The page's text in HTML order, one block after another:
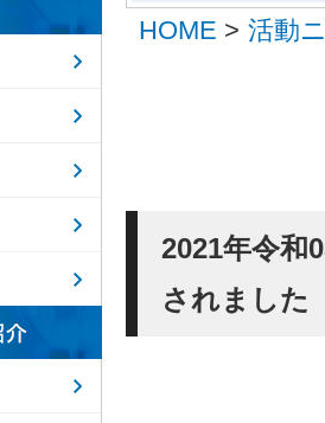
HOME > 活動
2021年令和
されました